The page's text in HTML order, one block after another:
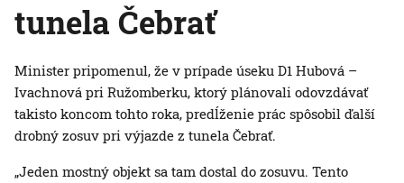
tunela Čebrať
Minister pripomenul, že v prípade úseku D1 Hubová –
Ivachnová pri Ružomberku, ktorý plánovali odovzdávať
takisto koncom tohto roka, predĺženie prác spôsobil ďalší
drobný zosuv pri výjazde z tunela Čebrať.
„Jeden mostný objekt sa tam dostal do zosuvu. Tento